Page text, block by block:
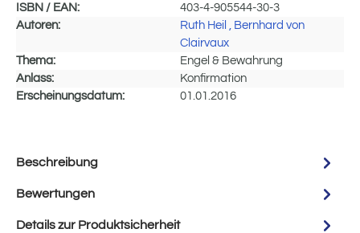
ISBN / EAN:
403-4-905544-30-3
Autoren:
Ruth Heil
, Bernhard von
Clairvaux
Thema:
Engel & Bewahrung
Anlass:
Konfirmation
Erscheinungsdatum:
01.01.2016
Beschreibung
Bewertungen
Details zur Produktsicherheit